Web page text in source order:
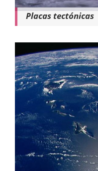
Placas tectónicas